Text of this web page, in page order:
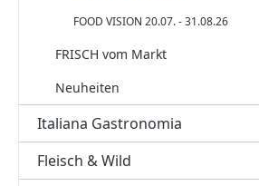
FOOD VISION 20.07. - 31.08.26
FRISCH vom Markt
Neuheiten
Italiana Gastronomia
Fleisch & Wild